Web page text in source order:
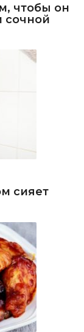
чтобы он
сияет